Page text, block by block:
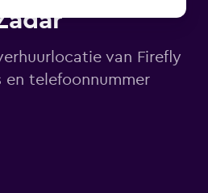
van Firefly
en telefoonnummer